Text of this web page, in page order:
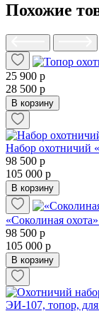
Похожие
25 900 р
28 500 р
В корзину
Набор охотничий
98 500 р
105 000 р
В корзину
«Соколиная
98 500 р
105 000 р
В корзину